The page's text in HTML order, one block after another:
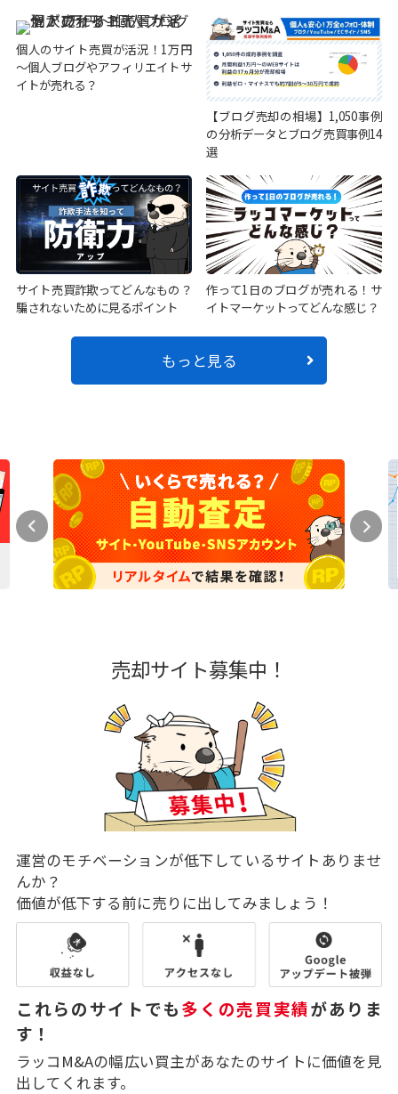
個人のサイト売買が活況！1万円
～個人ブログやアフィリエイトサ
イトが売れる？
【ブログ売却の相場】1,050事例
の分析データとブログ売買事例14
選
サイト売買詐欺ってどんなもの？
騙されないために見るポイント
作って1日のブログが売れる！サ
イトマーケットってどんな感じ？
もっと見る
売却サイト募集中！
運営のモチベーションが低下しているサイトありませ
んか？
価値が低下する前に売りに出してみましょう！
これらのサイトでも多くの売買実績がありま
す！
ラッコM&Aの幅広い買主があなたのサイトに価値を見
出してくれます。